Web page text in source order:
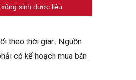
sinh dược liệu
theo thời gian. Nguồn
có kế hoạch mua bán